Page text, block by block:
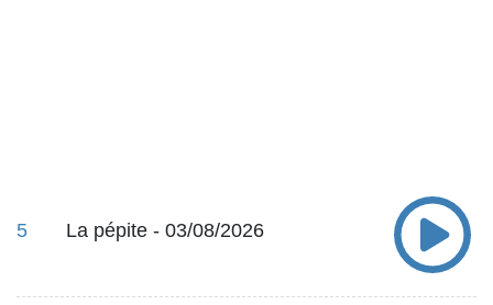
5 La pépite - 03/08/2026